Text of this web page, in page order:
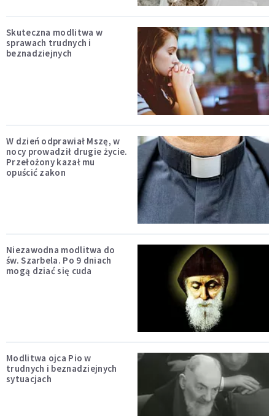
Skuteczna modlitwa w
sprawach trudnych i
beznadziejnych
W dzień odprawiał Mszę, w
nocy prowadził drugie życie.
Przełożony kazał mu
opuścić zakon
Niezawodna modlitwa do
św. Szarbela. Po 9 dniach
mogą dziać się cuda
Modlitwa ojca Pio w
trudnych i beznadziejnych
sytuacjach